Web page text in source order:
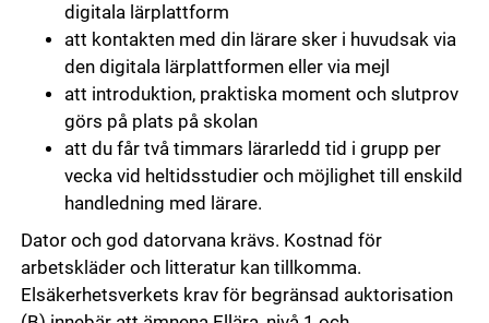
digitala lärplattform
att kontakten med din lärare sker i huvudsak via
den digitala lärplattformen eller via mejl
att introduktion, praktiska moment och slutprov
görs på plats på skolan
att du får två timmars lärarledd tid i grupp per
vecka vid heltidsstudier och möjlighet till enskild
handledning med lärare.
Dator och god datorvana krävs. Kostnad för
arbetskläder och litteratur kan tillkomma.
Elsäkerhetsverkets krav för begränsad auktorisation